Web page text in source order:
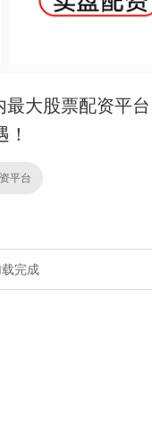
最大股票配资平
平台
完成